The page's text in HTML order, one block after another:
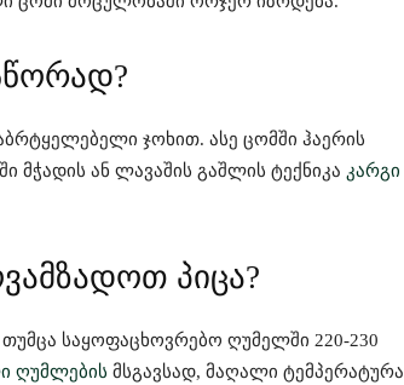
ჯოხით. ასე ცომში ჰაერის
მჭადის ან ლავაშის გაშლის ტექნიკა კარგი
პიცა?
საყოფაცხოვრებო ღუმელში 220-230
ღუმლების მსგავსად, მაღალი ტემპერატურა